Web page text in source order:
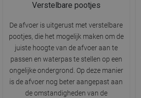
Verstelbare pootjes
De afvoer is uitgerust met verstelbare
pootjes, die het mogelijk maken om de
juiste hoogte van de afvoer aan te
passen en waterpas te stellen op een
ongelijke ondergrond. Op deze manier
is de afvoer nog beter aangepast aan
de omstandigheden van de